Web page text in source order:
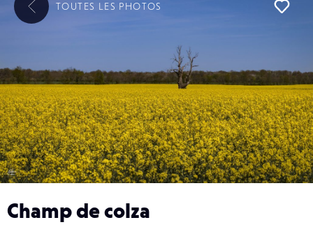
Champ de colza
TOUTES LES PHOTOS